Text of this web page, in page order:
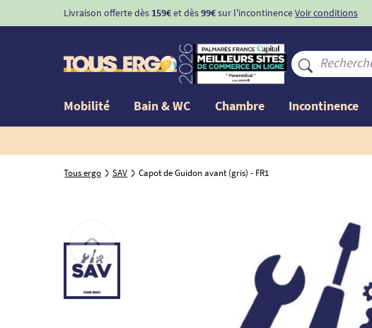
Livraison offerte dès 159€et dès99€sur l'incontinenceVoir conditions
Mobilité Bain & WC Chambre Incontinence
Tous ergo SAV Capot de Guidon avant (gris) - FR1